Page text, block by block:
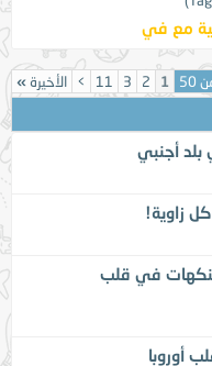
مع في
1
2
3
11
> الأخيرة»
بلد أجنبي
زاوية!
في قلب
أوروبا